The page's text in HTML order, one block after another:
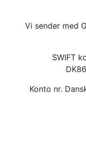
Vi sender med
SWIFT
Konto nr.